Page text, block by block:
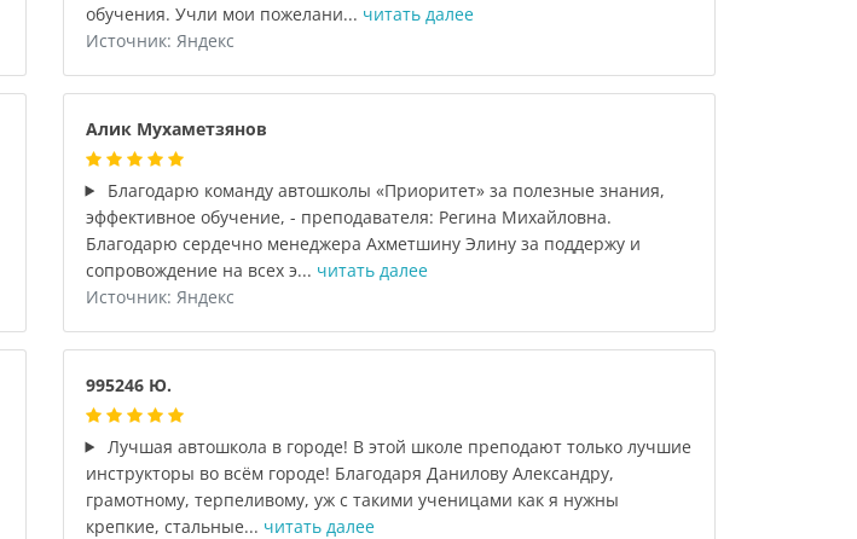
обучения. Учли мои пожелани... читать далее
Источник: Яндекс
Алик Мухаметзянов
Благодарю команду автошколы «Приоритет» за полезные знания,
эффективное обучение, - преподавателя: Регина Михайловна.
Благодарю сердечно менеджера Ахметшину Элину за поддержу и
сопровождение на всех э... читать далее
Источник: Яндекс
995246 Ю.
Лучшая автошкола в городе! В этой школе преподают только лучшие
инструкторы во всём городе! Благодаря Данилову Александру,
грамотному, терпеливому, уж с такими ученицами как я нужны
крепкие, стальные... читать далее